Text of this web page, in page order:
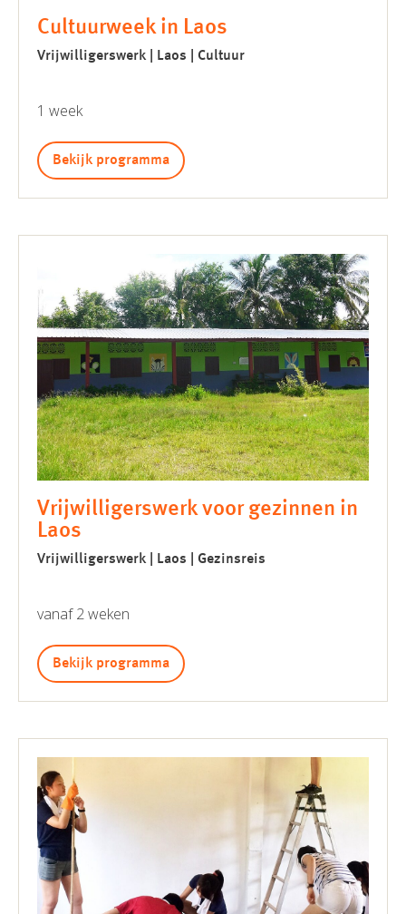
Cultuurweek in Laos
Vrijwilligerswerk | Laos | Cultuur
1 week
Bekijk programma
Vrijwilligerswerk voor gezinnen in
Laos
Vrijwilligerswerk | Laos | Gezinsreis
vanaf 2 weken
Bekijk programma